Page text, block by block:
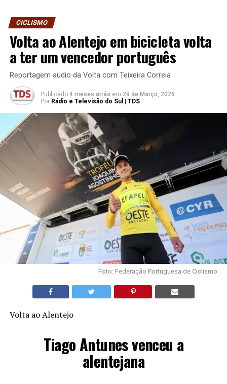
CICLISMO
Volta ao Alentejo em bicicleta volta
a ter um vencedor português
Reportagem audio da Volta com Teixeira Correia
Publicado 4 meses atrás em 29 de Março, 2026
Por Rádio e Televisão do Sul | TDS
Foto: Federação Portuguesa de Ciclismo
Volta ao Alentejo
Tiago Antunes venceu a
alentejana